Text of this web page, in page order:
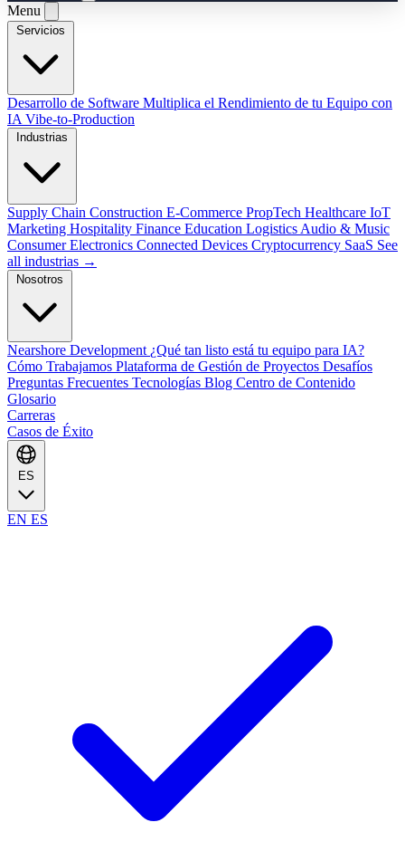
Menu
Desarrollo de Software Multiplica el Rendimiento de tu Equipo con
IA Vibe-to-Production
Supply Chain Construction E-Commerce PropTech Healthcare IoT
Marketing Hospitality Finance Education Logistics Audio & Music
Consumer Electronics Connected Devices Cryptocurrency SaaS See
all industrias →
Nearshore Development ¿Qué tan listo está tu equipo para IA?
Cómo Trabajamos Plataforma de Gestión de Proyectos Desafíos
Preguntas Frecuentes Tecnologías Blog Centro de Contenido
Glosario
Carreras
Casos de Éxito
EN ES